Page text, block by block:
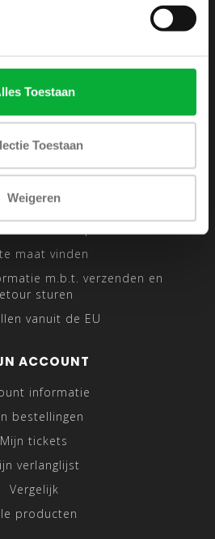
Toestaan
Toestaan
Weigeren
Disclaimer
Policy
Sitemap
Tailor
maat vinden
m.b.t. verzenden en
sturen
vanuit de EU
ACCOUNT
informatie
bestellingen
Mijn tickets
verlanglijst
Vergelijk
producten